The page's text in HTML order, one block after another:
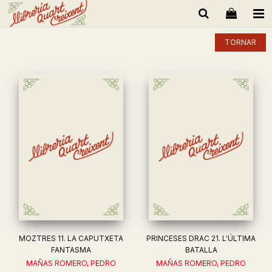
TORNAR
MOZTRES 11. LA CAPUTXETA
FANTASMA
MAÑAS ROMERO, PEDRO
PRINCESES DRAC 21. L'ÚLTIMA
BATALLA
MAÑAS ROMERO, PEDRO